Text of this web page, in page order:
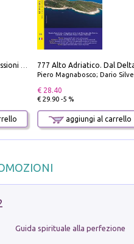
Scolpire il tempo. Riflessioni sul cinema.
Piero Magnabosco; Dario Silvestro; Marco Sbrizzi
€ 28.40
€ 29.90 -5 %
aggiungi al carrello
Guida spirituale alla perfezione